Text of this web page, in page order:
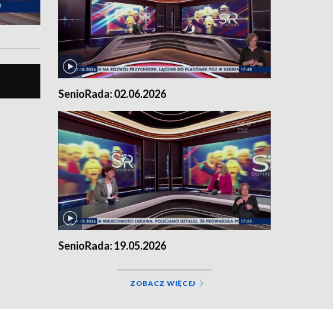
SenioRada: 02.06.2026
SenioRada: 19.05.2026
ZOBACZ WIĘCEJ